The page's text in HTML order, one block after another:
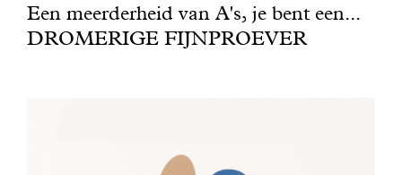
Een meerderheid van A's, je bent een...
DROMERIGE FIJNPROEVER